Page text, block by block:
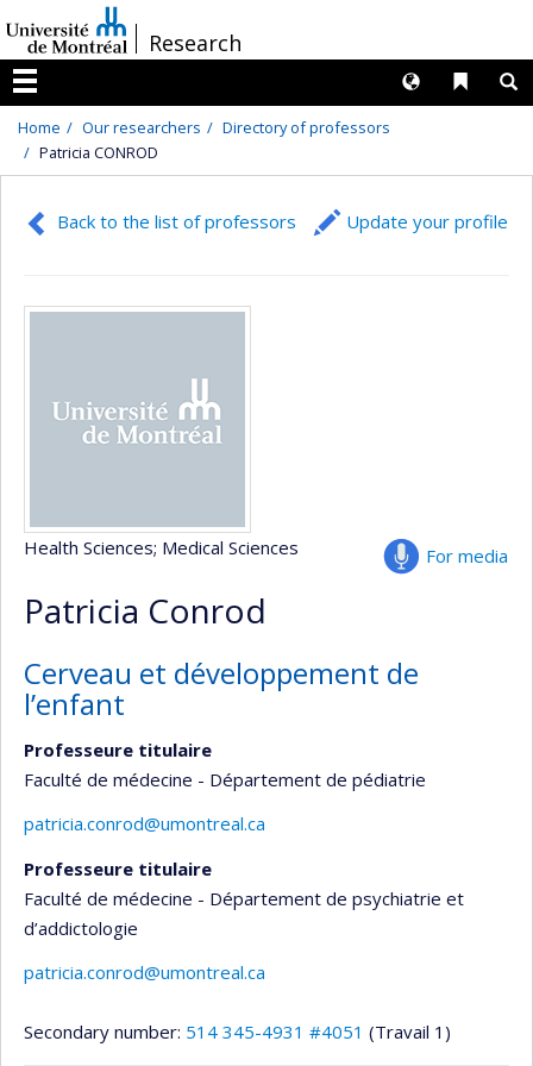
au
contenu
/Research
Menu
Liens
Langues
Home Our researchers
Directory of professors
Patricia CONROD
Back to the list of professors Update your profile
For media
Health Sciences; Medical Sciences
Patricia Conrod
Cerveau et développement de
l’enfant
Professeure titulaire
Faculté de médecine - Département de pédiatrie
patricia.conrod@umontreal.ca
Professeure titulaire
Faculté de médecine - Département de psychiatrie et
d’addictologie
patricia.conrod@umontreal.ca
Secondary number: 514 345-4931 #4051 (Travail 1)